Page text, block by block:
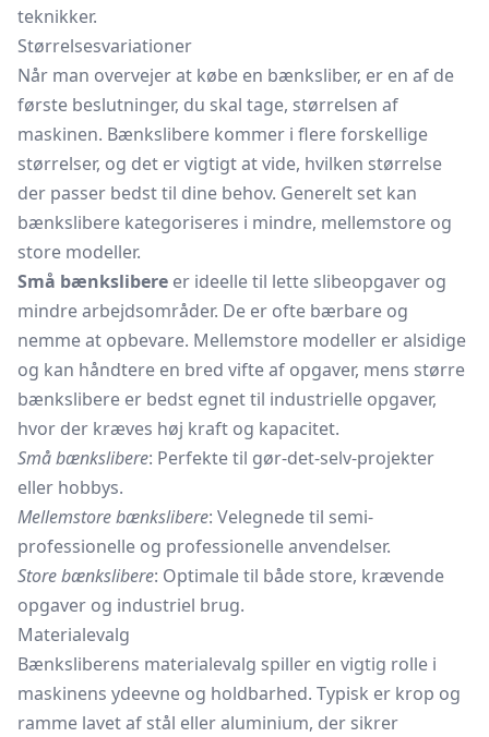
teknikker.
Størrelsesvariationer
Når man overvejer at købe en bænksliber, er en af de
første beslutninger, du skal tage, størrelsen af
maskinen. Bænkslibere kommer i flere forskellige
størrelser, og det er vigtigt at vide, hvilken størrelse
der passer bedst til dine behov. Generelt set kan
bænkslibere kategoriseres i mindre, mellemstore og
store modeller.
Små bænkslibere er ideelle til lette slibeopgaver og
mindre arbejdsområder. De er ofte bærbare og
nemme at opbevare. Mellemstore modeller er alsidige
og kan håndtere en bred vifte af opgaver, mens større
bænkslibere er bedst egnet til industrielle opgaver,
hvor der kræves høj kraft og kapacitet.
Små bænkslibere: Perfekte til gør-det-selv-projekter
eller hobbys.
Mellemstore bænkslibere: Velegnede til semi-
professionelle og professionelle anvendelser.
Store bænkslibere: Optimale til både store, krævende
opgaver og industriel brug.
Materialevalg
Bænksliberens materialevalg spiller en vigtig rolle i
maskinens ydeevne og holdbarhed. Typisk er krop og
ramme lavet af stål eller aluminium, der sikrer